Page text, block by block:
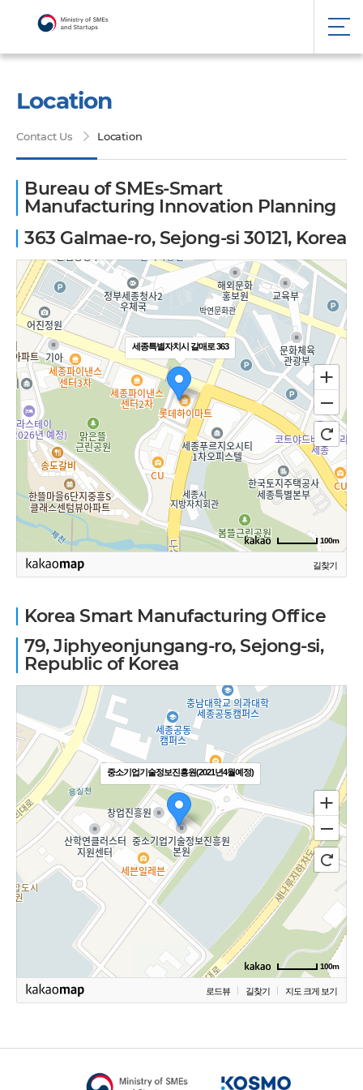
Location
Contact Us Location
Bureau of SMEs-Smart
Manufacturing Innovation Planning
363 Galmae-ro, Sejong-si 30121, Korea
세종특별자치시 갈매로 363
100m
길찾기
Korea Smart Manufacturing Office
79, Jiphyeonjungang-ro, Sejong-si,
Republic of Korea
중소기업기술정보진흥원(2021년4월예정)
100m
로드뷰 길찾기 지도 크게 보기